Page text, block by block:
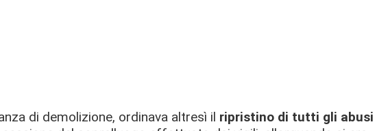
di demolizione, ordinava altresì il ripristino di tutti gli abusi